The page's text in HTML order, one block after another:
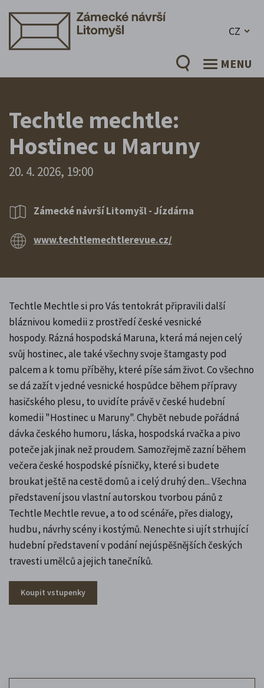
CZ
MENU
Techtle mechtle:
Hostinec u Maruny
20. 4. 2026, 19:00
Zámecké návrší Litomyšl - Jízdárna
www.techtlemechtlerevue.cz/
Techtle Mechtle si pro Vás tentokrát připravili další
bláznivou komedii z prostředí české vesnické
hospody. Rázná hospodská Maruna, která má nejen celý
svůj hostinec, ale také všechny svoje štamgasty pod
palcem a k tomu příběhy, které píše sám život. Co všechno
se dá zažít v jedné vesnické hospůdce během přípravy
hasičského plesu, to uvidíte právě v české hudební
komedii "Hostinec u Maruny". Chybět nebude pořádná
dávka českého humoru, láska, hospodská rvačka a pivo
poteče jak jinak než proudem. Samozřejmě zazní během
večera české hospodské písničky, které si budete
broukat ještě na cestě domů a i celý druhý den... Všechna
představení jsou vlastní autorskou tvorbou pánů z
Techtle Mechtle revue, a to od scénáře, přes dialogy,
hudbu, návrhy scény i kostýmů. Nenechte si ujít strhující
hudební představení v podání nejúspěšnějších českých
travesti umělců a jejich tanečníků.
Koupit vstupenky